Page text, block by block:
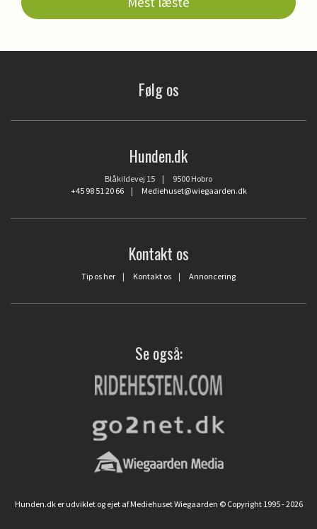
Følg os
Hunden.dk
Blåkildevej 15 | 9500 Hobro
+45 98 51 20 66| Mediehuset@wiegaarden.dk
Kontakt os
Tip os her | Kontakt os | Annoncering
Se også:
Hunden.dk er udviklet og ejet af Mediehuset Wiegaarden © Copyright 1995 - 2026